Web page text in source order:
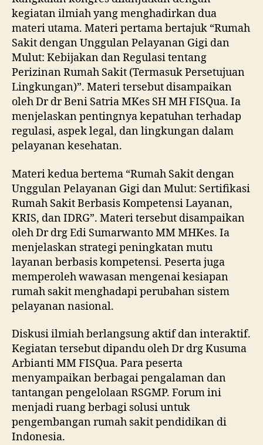
kegiatan ilmiah yang menghadirkan dua
materi utama. Materi pertama bertajuk “Rumah
Sakit dengan Unggulan Pelayanan Gigi dan
Mulut: Kebijakan dan Regulasi tentang
Perizinan Rumah Sakit (Termasuk Persetujuan
Lingkungan)”. Materi tersebut disampaikan
oleh Dr dr Beni Satria MKes SH MH FISQua. Ia
menjelaskan pentingnya kepatuhan terhadap
regulasi, aspek legal, dan lingkungan dalam
pelayanan kesehatan.
Materi kedua bertema “Rumah Sakit dengan
Unggulan Pelayanan Gigi dan Mulut: Sertifikasi
Rumah Sakit Berbasis Kompetensi Layanan,
KRIS, dan IDRG”. Materi tersebut disampaikan
oleh Dr drg Edi Sumarwanto MM MHKes. Ia
menjelaskan strategi peningkatan mutu
layanan berbasis kompetensi. Peserta juga
memperoleh wawasan mengenai kesiapan
rumah sakit menghadapi perubahan sistem
pelayanan nasional.
Diskusi ilmiah berlangsung aktif dan interaktif.
Kegiatan tersebut dipandu oleh Dr drg Kusuma
Arbianti MM FISQua. Para peserta
menyampaikan berbagai pengalaman dan
tantangan pengelolaan RSGMP. Forum ini
menjadi ruang berbagi solusi untuk
pengembangan rumah sakit pendidikan di
Indonesia.